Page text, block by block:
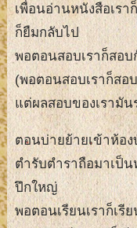
เพื่อนอ่านหนังสือเร
ก็ยืมกลับไป
พอตอนสอบเราก็สอบ
(พอตอนสอบเราก็สอ
แต่ผลสอบของเรามัน
ตอนบ่ายย้ายเข้าห้อ
ตำรับตำราถือมาเป็
ปึกใหญ่
พอตอนเรียนเราก็เรี